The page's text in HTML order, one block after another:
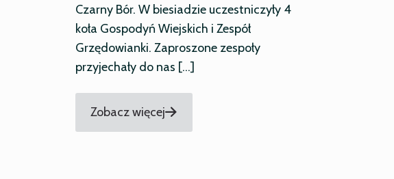
Czarny Bór. W biesiadzie uczestniczyły 4
koła Gospodyń Wiejskich i Zespół
Grzędowianki. Zaproszone zespoły
przyjechały do nas […]
Zobacz więcej